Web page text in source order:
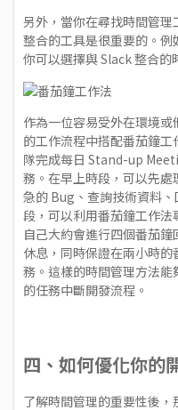
另外，當你在尋找時間管
整合的工具是很重要的。例
你可以選擇與 Slack 整合的
作為一位容易受外在環境
的工作流程中搭配番茄鐘
隊完成每日 Stand-up
務。在早上時段，可以先
急的 Bug、查詢技術資料
段，可以利用番茄鐘工作
自己大約會進行四個番茄
休息，同時保證在兩小時
務。這樣的時間管理方法
的任務中斷開發流程。
四、如何優化你的
了解時間管理的重要性後